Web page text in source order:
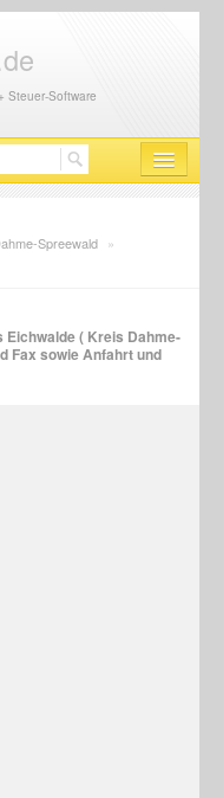
Steuer-Software
Spreewald »
( Kreis Dahme-
Fax sowie Anfahrt und